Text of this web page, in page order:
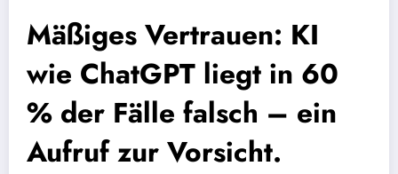
Mäßiges Vertrauen: KI
wie ChatGPT liegt in 60
% der Fälle falsch – ein
Aufruf zur Vorsicht.